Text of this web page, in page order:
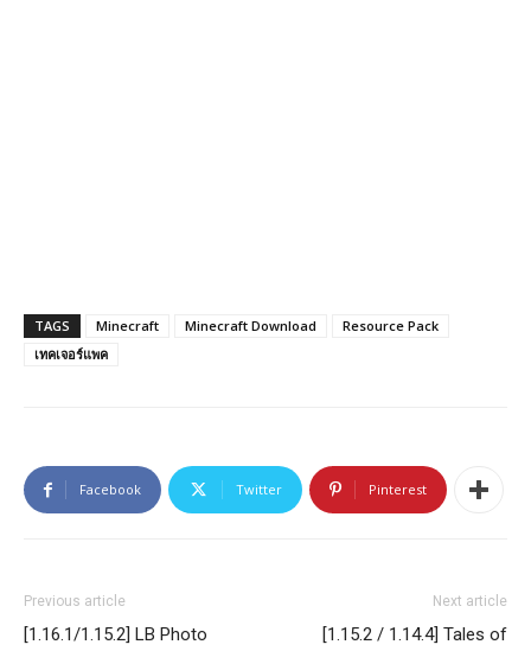
TAGS Minecraft Minecraft Download
Resource Pack
เทคเจอร์แพค
Facebook Twitter Pinterest
Previous article
[1.16.1/1.15.2] LB Photo
Next article
[1.15.2 / 1.14.4] Tales of